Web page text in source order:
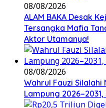
08/08/2026
ALAM BAKA Desak
Tersangka Mafia
Aktor Utamanya!
08/08/2026
Wahrul Fauzi
Lampung